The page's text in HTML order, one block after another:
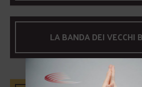
LA BANDA DEI VECCHI